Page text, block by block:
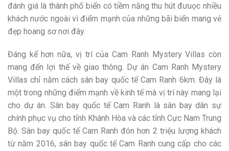
đánh giá là thành phố biển có tiềm năng thu hút đưuọc nhiều
khách nước ngoài vì điểm mạnh của những bãi biển mang vẻ
đẹp hoang sơ nơi đây.
Đáng kể hơn nữa, vị trí của Cam Ranh Mystery Villas còn
mang đến lợi thế về giao thông. Dự án Cam Ranh Mystery
Villas chỉ nằm cách sân bay quốc tế Cam Ranh 6km. Đây là
một trong những điểm mạnh về kinh tế mà vị trí này mang lại
cho dự án. Sân bay quốc tế Cam Ranh là sân bay dân sự
chính phục vụ cho tỉnh Khánh Hòa và các tỉnh Cực Nam Trung
Bộ. Sân bay quốc tế Cam Ranh đón hơn 2 triệu lượng khách
từ năm 2016, sân bay quốc tế Cam Ranh cung cấp cho các